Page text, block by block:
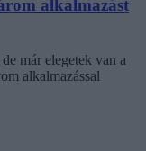
alkalmazást
már elegetek van a
alkalmazással